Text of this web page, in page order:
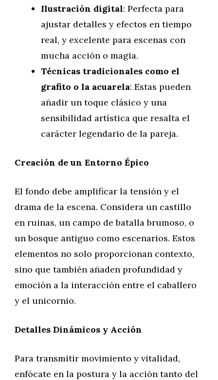
Ilustración digital: Perfecta para
ajustar detalles y efectos en tiempo
real, y excelente para escenas con
mucha acción o magia.
Técnicas tradicionales como el
grafito o la acuarela: Estas pueden
añadir un toque clásico y una
sensibilidad artística que resalta el
carácter legendario de la pareja.
Creación de un Entorno Épico
El fondo debe amplificar la tensión y el
drama de la escena. Considera un castillo
en ruinas, un campo de batalla brumoso, o
un bosque antiguo como escenarios. Estos
elementos no solo proporcionan contexto,
sino que también añaden profundidad y
emoción a la interacción entre el caballero
y el unicornio.
Detalles Dinámicos y Acción
Para transmitir movimiento y vitalidad,
enfócate en la postura y la acción tanto del